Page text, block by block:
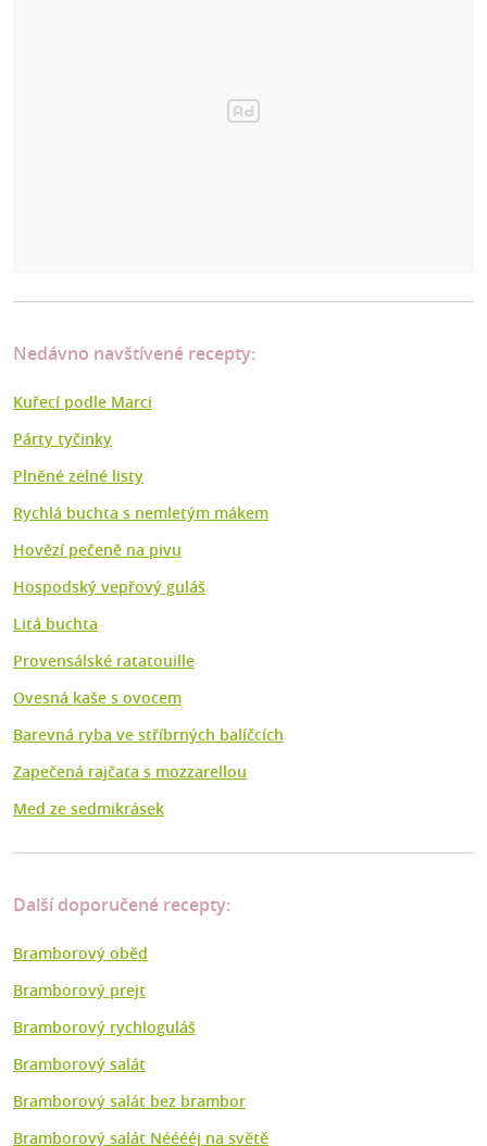
Nedávno navštívené recepty:
Kuřecí podle Marci
Párty tyčinky
Plněné zelné listy
Rychlá buchta s nemletým mákem
Hovězí pečeně na pivu
Hospodský vepřový guláš
Litá buchta
Provensálské ratatouille
Ovesná kaše s ovocem
Barevná ryba ve stříbrných balíčcích
Zapečená rajčata s mozzarellou
Med ze sedmikrásek
Další doporučené recepty:
Bramborový oběd
Bramborový prejt
Bramborový rychloguláš
Bramborový salát
Bramborový salát bez brambor
Bramborový salát Nééééj na světě